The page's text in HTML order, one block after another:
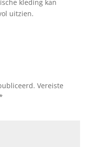
kleding kan
uitzien.
Vereiste